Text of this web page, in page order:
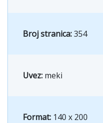
Broj stranica:354
Uvez: meki
Format: 140 x 200